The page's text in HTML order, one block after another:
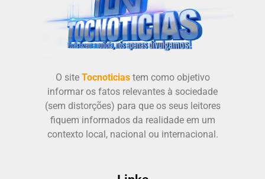
O site Tocnoticiastem como objetivo
informar os fatos relevantes à sociedade
(sem distorções) para que os seus leitores
fiquem informados da realidade em um
contexto local, nacional ou internacional.